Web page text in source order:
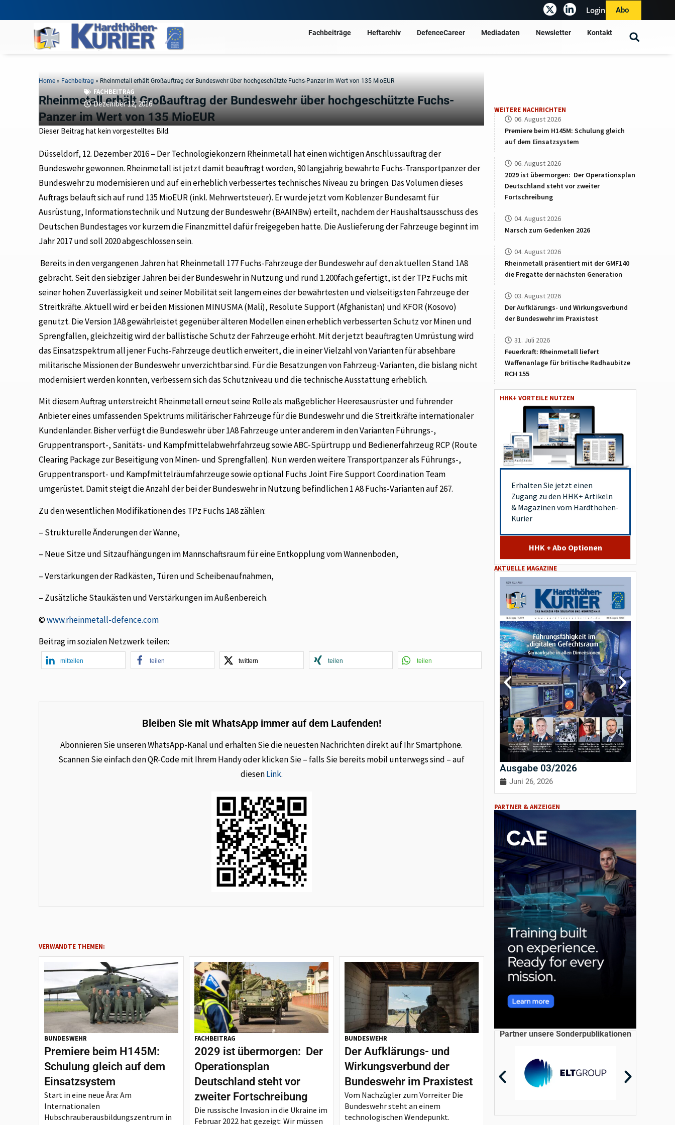
Login Abo
Fachbeiträge Heftarchiv DefenceCareer Mediadaten Newsletter Kontakt
Home » Fachbeitrag » Rheinmetall erhält Großauftrag der Bundeswehr über hochgeschützte Fuchs-Panzer im Wert von 135 MioEUR
Rheinmetall erhält Großauftrag der Bundeswehr über hochgeschützte Fuchs-
Panzer im Wert von 135 MioEUR
FACHBEITRAG
Dezember 12, 2016
Dieser Beitrag hat kein vorgestelltes Bild.
Düsseldorf, 12. Dezember 2016 – Der Technologiekonzern Rheinmetall hat einen wichtigen Anschlussauftrag der
Bundeswehr gewonnen. Rheinmetall ist jetzt damit beauftragt worden, 90 langjährig bewährte Fuchs-Transportpanzer der
Bundeswehr zu modernisieren und auf ein erheblich verbessertes technisches Niveau zu bringen. Das Volumen dieses
Auftrags beläuft sich auf rund 135 MioEUR (inkl. Mehrwertsteuer). Er wurde jetzt vom Koblenzer Bundesamt für
Ausrüstung, Informationstechnik und Nutzung der Bundeswehr (BAAINBw) erteilt, nachdem der Haushaltsausschuss des
Deutschen Bundestages vor kurzem die Finanzmittel dafür freigegeben hatte. Die Auslieferung der Fahrzeuge beginnt im
Jahr 2017 und soll 2020 abgeschlossen sein.
Bereits in den vergangenen Jahren hat Rheinmetall 177 Fuchs-Fahrzeuge der Bundeswehr auf den aktuellen Stand 1A8
gebracht. Seit den siebziger Jahren bei der Bundeswehr in Nutzung und rund 1.200fach gefertigt, ist der TPz Fuchs mit
seiner hohen Zuverlässigkeit und seiner Mobilität seit langem eines der bewährtesten und vielseitigsten Fahrzeuge der
Streitkräfte. Aktuell wird er bei den Missionen MINUSMA (Mali), Resolute Support (Afghanistan) und KFOR (Kosovo)
genutzt. Die Version 1A8 gewährleistet gegenüber älteren Modellen einen erheblich verbesserten Schutz vor Minen und
Sprengfallen, gleichzeitig wird der ballistische Schutz der Fahrzeuge erhöht. Mit der jetzt beauftragten Umrüstung wird
das Einsatzspektrum all jener Fuchs-Fahrzeuge deutlich erweitert, die in einer Vielzahl von Varianten für absehbare
militärische Missionen der Bundeswehr unverzichtbar sind. Für die Besatzungen von Fahrzeug-Varianten, die bislang nicht
modernisiert werden konnten, verbessern sich das Schutzniveau und die technische Ausstattung erheblich.
Mit diesem Auftrag unterstreicht Rheinmetall erneut seine Rolle als maßgeblicher Heeresausrüster und führender
Anbieter eines umfassenden Spektrums militärischer Fahrzeuge für die Bundeswehr und die Streitkräfte internationaler
Kundenländer. Bisher verfügt die Bundeswehr über 1A8 Fahrzeuge unter anderem in den Varianten Führungs-,
Gruppentransport-, Sanitäts- und Kampfmittelabwehrfahrzeug sowie ABC-Spürtrupp und Bedienerfahrzeug RCP (Route
Clearing Package zur Beseitigung von Minen- und Sprengfallen). Nun werden weitere Transportpanzer als Führungs-,
Gruppentransport- und Kampfmittelräumfahrzeuge sowie optional Fuchs Joint Fire Support Coordination Team
umgerüstet. Damit steigt die Anzahl der bei der Bundeswehr in Nutzung befindlichen 1 A8 Fuchs-Varianten auf 267.
Zu den wesentlichen Modifikationen des TPz Fuchs 1A8 zählen:
– Strukturelle Änderungen der Wanne,
– Neue Sitze und Sitzaufhängungen im Mannschaftsraum für eine Entkopplung vom Wannenboden,
– Verstärkungen der Radkästen, Türen und Scheibenaufnahmen,
– Zusätzliche Staukästen und Verstärkungen im Außenbereich.
©www.rheinmetall-defence.com
Beitrag im sozialen Netzwerk teilen:
mitteilen teilen twittern teilen teilen
Bleiben Sie mit WhatsApp immer auf dem Laufenden!
Abonnieren Sie unseren WhatsApp-Kanal und erhalten Sie die neuesten Nachrichten direkt auf Ihr Smartphone.
Scannen Sie einfach den QR-Code mit Ihrem Handy oder klicken Sie – falls Sie bereits mobil unterwegs sind – auf
diesenLink.
VERWANDTE THEMEN:
BUNDESWEHR
Premiere beim H145M:
Schulung gleich auf dem
Einsatzsystem
Start in eine neue Ära: Am
Internationalen
Hubschrauberausbildungszentrum in
FACHBEITRAG
2029 ist übermorgen: Der
Operationsplan
Deutschland steht vor
zweiter Fortschreibung
Die russische Invasion in die Ukraine im
Februar 2022 hat gezeigt: Wir müssen
BUNDESWEHR
Der Aufklärungs- und
Wirkungsverbund der
Bundeswehr im Praxistest
Vom Nachzügler zum Vorreiter Die
Bundeswehr steht an einem
technologischen Wendepunkt.
WEITERE NACHRICHTEN
06. August 2026
Premiere beim H145M: Schulung gleich
auf dem Einsatzsystem
06. August 2026
2029 ist übermorgen: Der Operationsplan
Deutschland steht vor zweiter
Fortschreibung
04. August 2026
Marsch zum Gedenken 2026
04. August 2026
Rheinmetall präsentiert mit der GMF140
die Fregatte der nächsten Generation
03. August 2026
Der Aufklärungs- und Wirkungsverbund
der Bundeswehr im Praxistest
31. Juli 2026
Feuerkraft: Rheinmetall liefert
Waffenanlage für britische Radhaubitze
RCH 155
HHK+ VORTEILE NUTZEN
Erhalten Sie jetzt einen
Zugang zu den HHK+ Artikeln
& Magazinen vom Hardthöhen-
Kurier
HHK + Abo Optionen
AKTUELLE MAGAZINE
Ausgabe 03/2026
Juni 26, 2026
PARTNER & ANZEIGEN
Partner unsere Sonderpublikationen